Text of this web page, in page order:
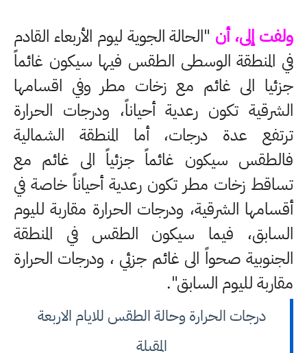
ولفت إلى، أن "الحالة الجوية ليوم الأربعاء القادم
في المنطقة الوسطى الطقس فيها سيكون غائماً
جزئيا الى غائم مع زخات مطر وفي اقسامها
الشرقية تكون رعدية أحياناً، ودرجات الحرارة
ترتفع عدة درجات، أما المنطقة الشمالية
فالطقس سيكون غائماً جزئياً الى غائم مع
تساقط زخات مطر تكون رعدية أحياناً خاصة في
أقسامها الشرقية، ودرجات الحرارة مقاربة لليوم
السابق، فيما سيكون الطقس في المنطقة
الجنوبية صحواً الى غائم جزئي ، ودرجات الحرارة
مقاربة لليوم السابق".
درجات الحرارة وحالة الطقس للايام الاربعة
المقبلة